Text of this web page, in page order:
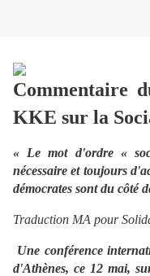
Commentaire
KKE sur la
« Le mot d'ordre «
nécessaire et toujours
démocrates sont du côté
Traduction MA pour
Une conférence
d'Athènes, ce 12 mai,